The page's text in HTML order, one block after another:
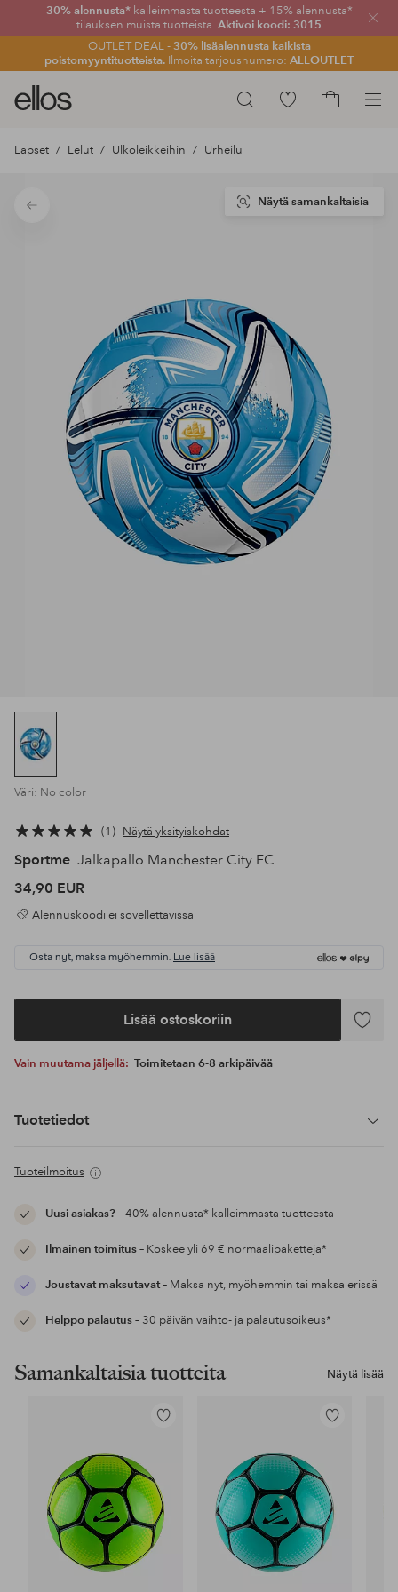
30% alennusta*kalleimmasta tuotteesta + 15% alennusta*
tilauksen muista tuotteista. Aktivoi koodi: 3015
OUTLET DEAL -30% lisäalennusta kaikista
poistomyyntituotteista. Ilmoita tarjousnumero: ALLOUTLET
Sulje
Hae
Ellos-
logo
siirry
Siirry
Lapset Lelut Ulkoleikkeihin Urheilu
Takaisin
Näytä samankaltaisia
Väri: No color
1 Näytä yksityiskohdat
Sportme Jalkapallo Manchester City FC
34,90 EUR
Alennuskoodi ei sovellettavissa
Osta nyt, maksa myöhemmin. Lue lisää
Lisää ostoskoriin
Lisää
Vain muutama jäljellä: Toimitetaan 6-8 arkipäivää
Tuotetiedot
Tuoteilmoitus
Uusi asiakas?– 40% alennusta* kalleimmasta tuotteesta
Ilmainen toimitus– Koskee yli 69 € normaalipaketteja*
Joustavat maksutavat– Maksa nyt, myöhemmin tai maksa erissä
Helppo palautus– 30 päivän vaihto- ja palautusoikeus*
Näytä lisää
Samankaltaisia tuotteita
Lisää
Lisää